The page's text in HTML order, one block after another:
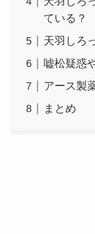
ている？
天羽しろ
嘘松疑惑
アース製
まとめ